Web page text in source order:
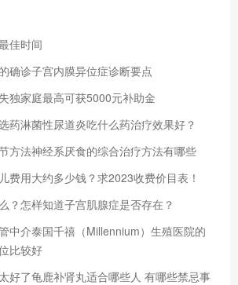
佳时间
确诊子宫内膜异位症诊断要点
独家庭最高可获5000元补助金
药淋菌性尿道炎吃什么药治疗效果好？
方法神经系厌食的综合治疗方法有哪些
费用大约多少钱？求2023收费价目表！
？怎样知道子宫肌腺症是否存在？
中介泰国千禧（Millennium）生殖医院的
比较好
好了龟鹿补肾丸适合哪些人 有哪些禁忌事